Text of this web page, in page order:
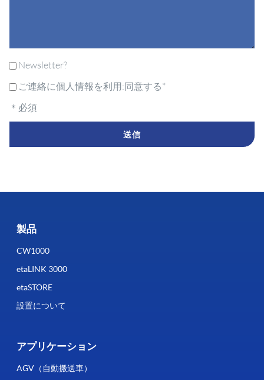
Newsletter?
ご連絡に個人情報を利用:同意する*
＊必須
製品
CW1000
etaLINK 3000
etaSTORE
設置について
アプリケーション
AGV（自動搬送車）